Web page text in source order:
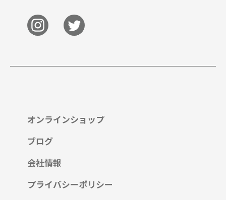
オンラインショップ
ブログ
会社情報
プライバシーポリシー